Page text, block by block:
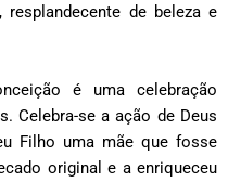
de beleza e
é uma celebração
Celebra-se a ação de Deus
Filho uma mãe que fosse
original e a enriqueceu